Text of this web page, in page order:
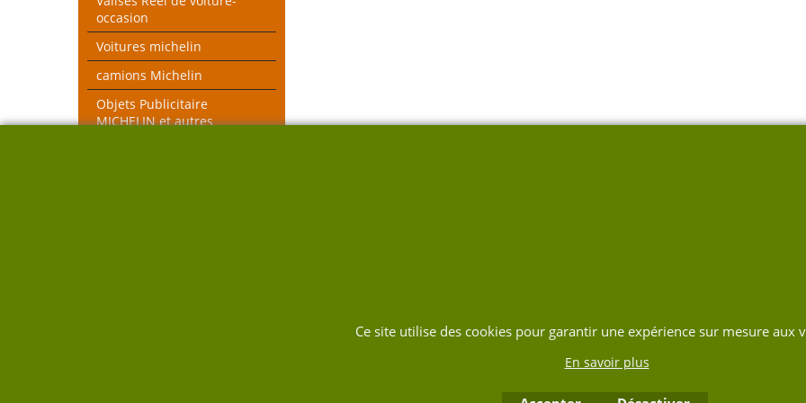
occasion
Voitures michelin
camions Michelin
Objets Publicitaire
MICHELIN et autres
Ce site utilise des cookies pour garantir une expérience sur mesure aux
En savoir plus